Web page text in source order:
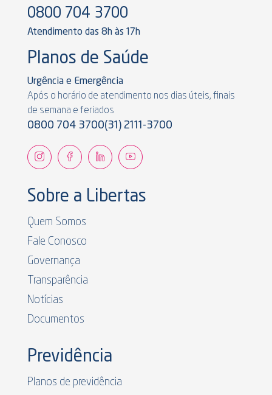
0800 704 3700
Atendimento das 8h às 17h
Planos de Saúde
Urgência e Emergência
Após o horário de atendimento nos dias úteis, finais
de semana e feriados
0800 704 3700(31) 2111-3700
Sobre a Libertas
Quem Somos
Fale Conosco
Governança
Transparência
Notícias
Documentos
Previdência
Planos de previdência